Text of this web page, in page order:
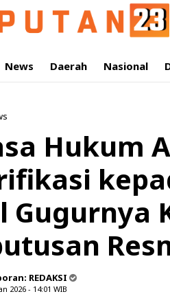
News Daerah Nasional
Hukum
Gugurnya
REDAKSI
2026 - 14:01 WIB